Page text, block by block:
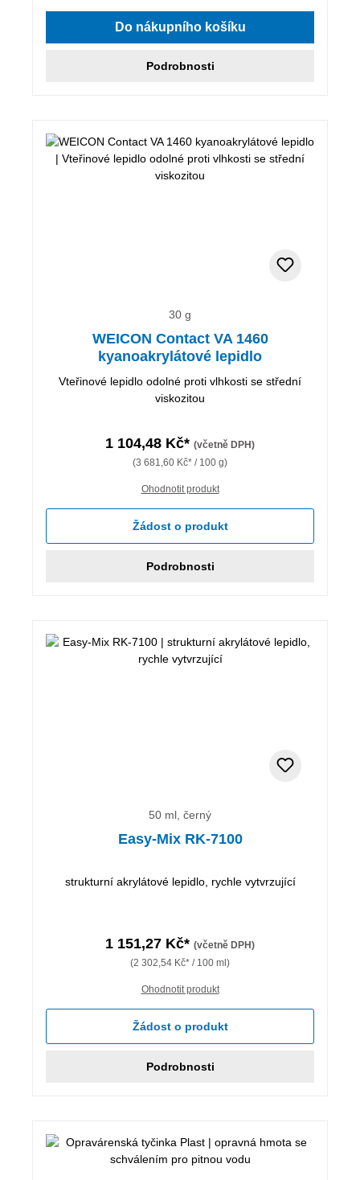
Do nákupního košíku
Podrobnosti
30 g
WEICON Contact VA 1460
kyanoakrylátové lepidlo
Vteřinové lepidlo odolné proti vlhkosti se střední
viskozitou
1 104,48 Kč* (včetně DPH)
(3 681,60 Kč* / 100 g)
Ohodnotit produkt
Žádost o produkt
Podrobnosti
50 ml, černý
Easy-Mix RK-7100
strukturní akrylátové lepidlo, rychle vytvrzující
1 151,27 Kč* (včetně DPH)
(2 302,54 Kč* / 100 ml)
Ohodnotit produkt
Žádost o produkt
Podrobnosti